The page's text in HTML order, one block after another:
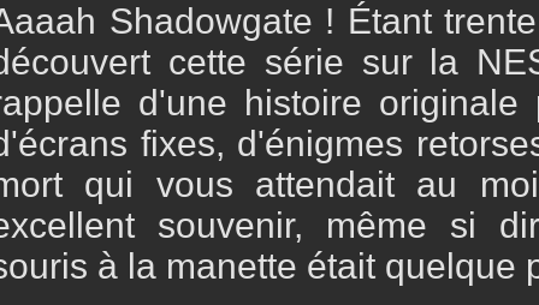
Shadowgate ! Étant
cette série sur la
d'une histoire originale
fixes, d'énigmes
qui vous attendait au
souvenir, même si
à la manette était quelque